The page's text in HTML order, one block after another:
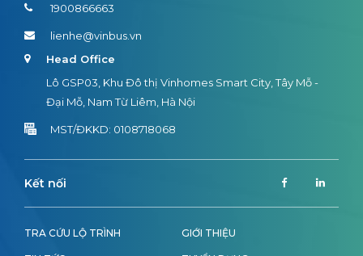
TRA CỨU LỘ TRÌNH GIỚI THIỆU
1900866663
lienhe@vinbus.vn
Head Office
Lô GSP03, Khu Đô thị Vinhomes Smart City, Tây Mỗ -
Đại Mỗ, Nam Từ Liêm, Hà Nội
MST/ĐKKD: 0108718068
Kết nối